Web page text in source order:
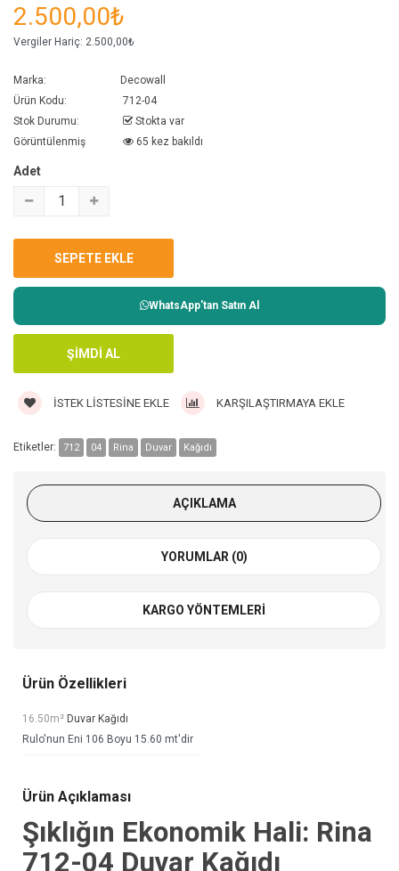
2.500,00₺
Vergiler Hariç: 2.500,00₺
Marka:
Decowall
Ürün Kodu:
712-04
Stok Durumu:
Stokta var
Görüntülenmiş
65 kez bakıldı
Adet
WhatsApp'tan Satın Al
İSTEK LISTESINE EKLE KARŞILAŞTIRMAYA EKLE
Etiketler: 712 04 Rina Duvar Kağıdı
AÇIKLAMA
YORUMLAR (0)
KARGO YÖNTEMLERI
Ürün Özellikleri
16.50m² Duvar Kağıdı
Rulo'nun Eni 106 Boyu 15.60 mt'dir
Ürün Açıklaması
Şıklığın Ekonomik Hali: Rina
712-04 Duvar Kağıdı